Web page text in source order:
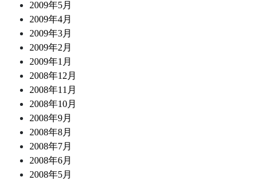
2009年5月
2009年4月
2009年3月
2009年2月
2009年1月
2008年12月
2008年11月
2008年10月
2008年9月
2008年8月
2008年7月
2008年6月
2008年5月